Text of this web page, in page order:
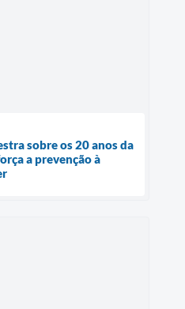
sobre os 20 anos da
a prevenção à